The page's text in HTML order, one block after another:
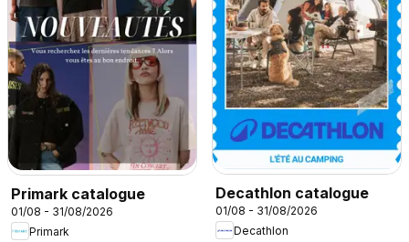
Primark catalogue
01/08 - 31/08/2026
Primark
Decathlon catalogue
01/08 - 31/08/2026
Decathlon